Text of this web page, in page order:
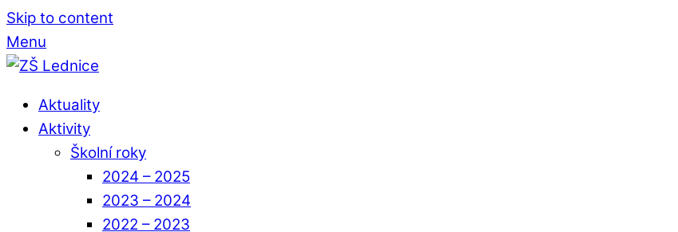
Skip to content
Menu
Aktuality
Aktivity
Školní roky
2024 – 2025
2023 – 2024
2022 – 2023